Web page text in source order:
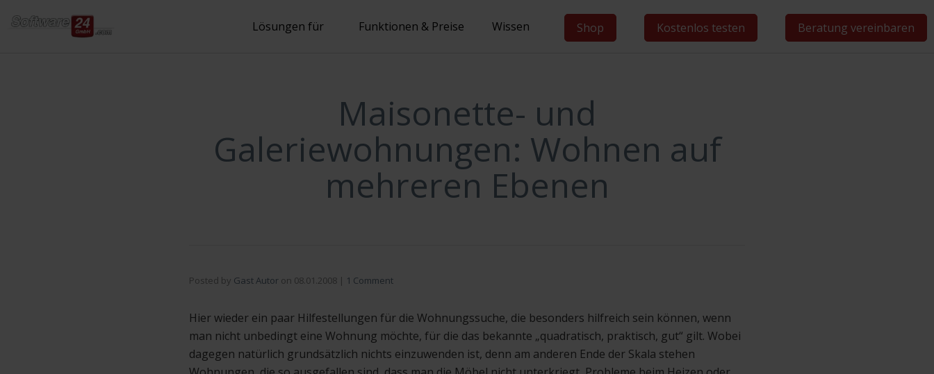
springen
Lösungen für Funktionen & Preise Wissen Shop Kostenlos testen Beratung vereinbaren
Maisonette- und
Galeriewohnungen: Wohnen auf
mehreren Ebenen
Posted by Gast Autor on 08.01.2008 | 1 Comment
Hier wieder ein paar Hilfestellungen für die Wohnungssuche, die besonders hilfreich sein können, wenn
man nicht unbedingt eine Wohnung möchte, für die das bekannte „quadratisch, praktisch, gut“ gilt. Wobei
dagegen natürlich grundsätzlich nichts einzuwenden ist, denn am anderen Ende der Skala stehen